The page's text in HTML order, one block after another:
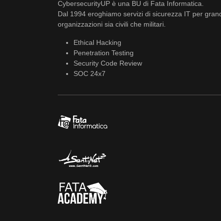
CybersecurityUP è una BU di Fata Informatica.
Dal 1994 eroghiamo servizi di sicurezza IT per
organizzazioni sia civili che militari.
Ethical Hacking
Penetration Testing
Security Code Review
SOC 24x7